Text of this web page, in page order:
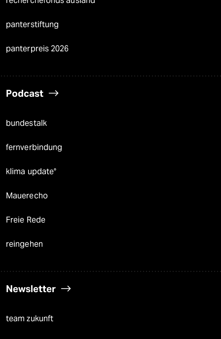
panterstiftung
panterpreis 2026
Podcast
bundestalk
fernverbindung
klima update°
Mauerecho
Freie Rede
reingehen
Newsletter
team zukunft